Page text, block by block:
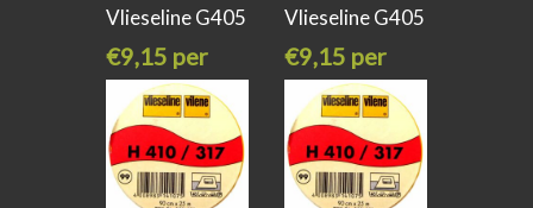
Vlieseline G405
€9,15 per
meter
Vlieseline G405
€9,15 per
meter